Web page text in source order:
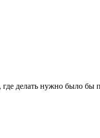
где делать нужно было